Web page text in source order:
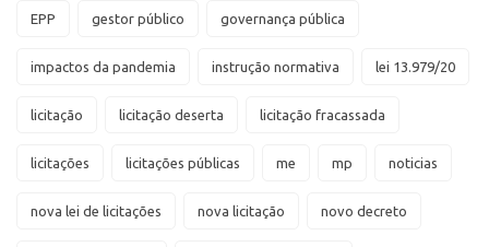
EPP gestor público governança pública
impactos da pandemia instrução normativa lei 13.979/20
licitação licitação deserta licitação fracassada
licitações licitações públicas me mp noticias
nova lei de licitações nova licitação novo decreto